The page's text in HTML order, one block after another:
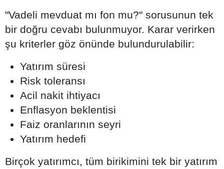
"Vadeli mevduat mı fon mu?" sorusunun tek
bir doğru cevabı bulunmuyor. Karar verirken
şu kriterler göz önünde bulundurulabilir:
Yatırım süresi
Risk toleransı
Acil nakit ihtiyacı
Enflasyon beklentisi
Faiz oranlarının seyri
Yatırım hedefi
Birçok yatırımcı, tüm birikimini tek bir yatırım